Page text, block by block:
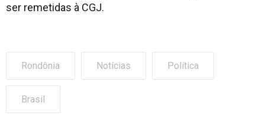
ser remetidas à CGJ.
Rondônia Notícias Política
Brasil